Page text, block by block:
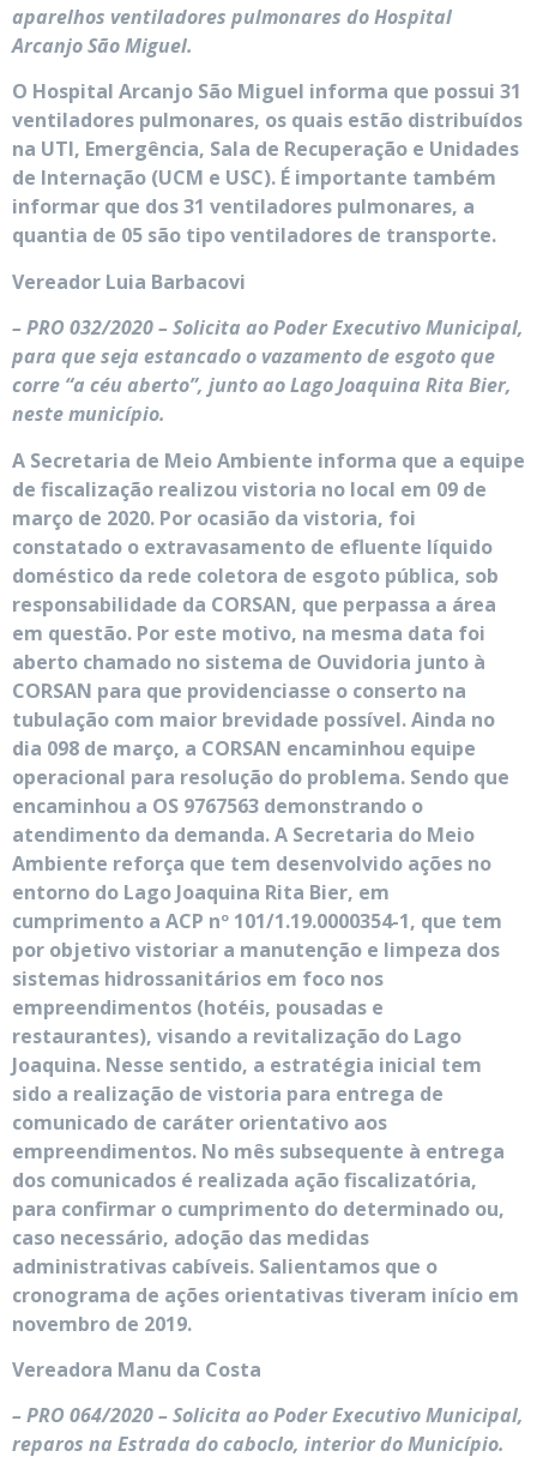
aparelhos ventiladores pulmonares do Hospital
Arcanjo São Miguel.
O Hospital Arcanjo São Miguel informa que possui 31
ventiladores pulmonares, os quais estão distribuídos
na UTI, Emergência, Sala de Recuperação e Unidades
de Internação (UCM e USC). É importante também
informar que dos 31 ventiladores pulmonares, a
quantia de 05 são tipo ventiladores de transporte.
Vereador Luia Barbacovi
– PRO 032/2020 – Solicita ao Poder Executivo Municipal,
para que seja estancado o vazamento de esgoto que
corre “a céu aberto”, junto ao Lago Joaquina Rita Bier,
neste município.
A Secretaria de Meio Ambiente informa que a equipe
de fiscalização realizou vistoria no local em 09 de
março de 2020. Por ocasião da vistoria, foi
constatado o extravasamento de efluente líquido
doméstico da rede coletora de esgoto pública, sob
responsabilidade da CORSAN, que perpassa a área
em questão. Por este motivo, na mesma data foi
aberto chamado no sistema de Ouvidoria junto à
CORSAN para que providenciasse o conserto na
tubulação com maior brevidade possível. Ainda no
dia 098 de março, a CORSAN encaminhou equipe
operacional para resolução do problema. Sendo que
encaminhou a OS 9767563 demonstrando o
atendimento da demanda. A Secretaria do Meio
Ambiente reforça que tem desenvolvido ações no
entorno do Lago Joaquina Rita Bier, em
cumprimento a ACP nº 101/1.19.0000354-1, que tem
por objetivo vistoriar a manutenção e limpeza dos
sistemas hidrossanitários em foco nos
empreendimentos (hotéis, pousadas e
restaurantes), visando a revitalização do Lago
Joaquina. Nesse sentido, a estratégia inicial tem
sido a realização de vistoria para entrega de
comunicado de caráter orientativo aos
empreendimentos. No mês subsequente à entrega
dos comunicados é realizada ação fiscalizatória,
para confirmar o cumprimento do determinado ou,
caso necessário, adoção das medidas
administrativas cabíveis. Salientamos que o
cronograma de ações orientativas tiveram início em
novembro de 2019.
Vereadora Manu da Costa
– PRO 064/2020 – Solicita ao Poder Executivo Municipal,
reparos na Estrada do caboclo, interior do Município.